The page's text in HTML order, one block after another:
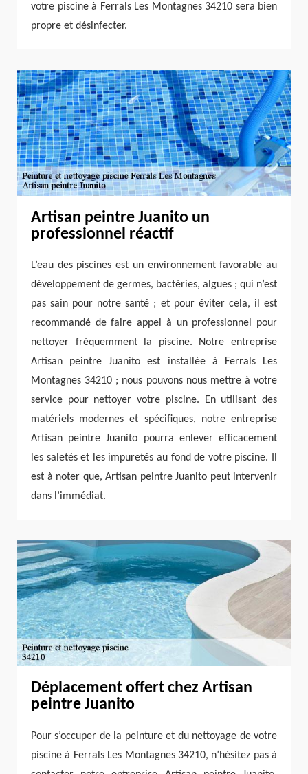
votre piscine à Ferrals Les Montagnes 34210 sera bien
propre et désinfecter.
Artisan peintre Juanito un
professionnel réactif
L’eau des piscines est un environnement favorable au
développement de germes, bactéries, algues ; qui n’est
pas sain pour notre santé ; et pour éviter cela, il est
recommandé de faire appel à un professionnel pour
nettoyer fréquemment la piscine. Notre entreprise
Artisan peintre Juanito est installée à Ferrals Les
Montagnes 34210 ; nous pouvons nous mettre à votre
service pour nettoyer votre piscine. En utilisant des
matériels modernes et spécifiques, notre entreprise
Artisan peintre Juanito pourra enlever efficacement
les saletés et les impuretés au fond de votre piscine. Il
est à noter que, Artisan peintre Juanito peut intervenir
dans l’immédiat.
Déplacement offert chez Artisan
peintre Juanito
Pour s’occuper de la peinture et du nettoyage de votre
piscine à Ferrals Les Montagnes 34210, n’hésitez pas à